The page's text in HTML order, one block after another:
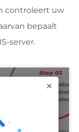
controleert uw
bepaalt
server.